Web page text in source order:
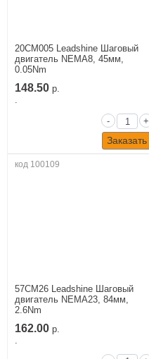
20CM005 Leadshine Шаговый
двигатель NEMA8, 45мм,
0.05Nm
148.50 р.
.
-
+
Заказать
код 100109
57CM26 Leadshine Шаговый
двигатель NEMA23, 84мм,
2.6Nm
162.00 р.